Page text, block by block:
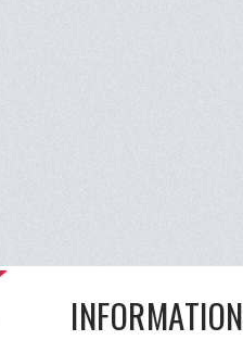
INFORMATION